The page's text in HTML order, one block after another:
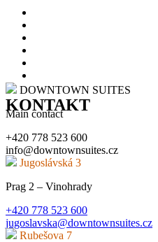
KONTAKT
DOWNTOWN SUITES
Main contact
+420 778 523 600
info@downtownsuites.cz
Jugoslávská 3
Prag 2 – Vinohrady
+420 778 523 600
jugoslavska@downtownsuites.cz
Rubešova 7